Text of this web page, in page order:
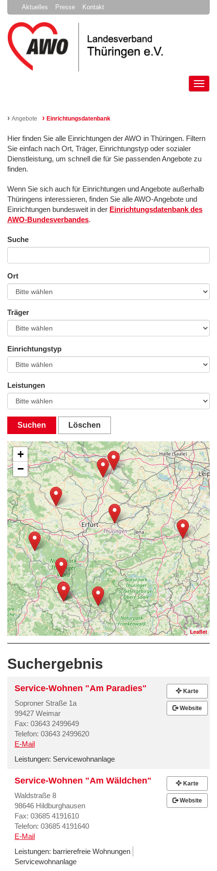
Aktuelles Presse Kontakt
› Angebote › Einrichtungsdatenbank
Hier finden Sie alle Einrichtungen der AWO in Thüringen. Filtern
Sie einfach nach Ort, Träger, Einrichtungstyp oder sozialer
Dienstleistung, um schnell die für Sie passenden Angebote zu
finden.
Wenn Sie sich auch für Einrichtungen und Angebote außerhalb
Thüringens interessieren, finden Sie alle AWO-Angebote und
Einrichtungen bundesweit in der Einrichtungsdatenbank des
AWO-Bundesverbandes.
Suche
Ort
Träger
Einrichtungstyp
Leistungen
Suchen Löschen
+
−
Leaflet
Suchergebnis
Service-Wohnen "Am Paradies"
Soproner Straße 1a
99427 Weimar
Fax: 03643 2499649
Telefon: 03643 2499620
E-Mail
Leistungen: Servicewohnanlage
Karte
Website
Service-Wohnen "Am Wäldchen"
Waldstraße 8
98646 Hildburghausen
Fax: 03685 4191610
Telefon: 03685 4191640
E-Mail
Leistungen: barrierefreie Wohnungen
Servicewohnanlage
Karte
Website